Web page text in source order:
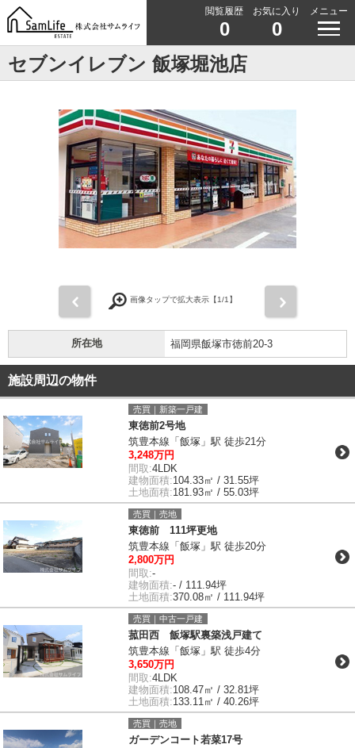
閲覧履歴
0
お気に入り
0
メニュー
セブンイレブン 飯塚堀池店
画像タップで拡大表示【1/1】
所在地 福岡県飯塚市徳前20-3
施設周辺の物件
売買｜新築一戸建
東徳前2号地
筑豊本線「飯塚」駅 徒歩21分
3,248万円
間取:4LDK
建物面積:104.33㎡ / 31.55坪
土地面積:181.93㎡ / 55.03坪
売買｜売地
東徳前 111坪更地
筑豊本線「飯塚」駅 徒歩20分
2,800万円
間取:-
建物面積:- / 111.94坪
土地面積:370.08㎡ / 111.94坪
売買｜中古一戸建
菰田西 飯塚駅裏築浅戸建て
筑豊本線「飯塚」駅 徒歩4分
3,650万円
間取:4LDK
建物面積:108.47㎡ / 32.81坪
土地面積:133.11㎡ / 40.26坪
売買｜売地
ガーデンコート若菜17号